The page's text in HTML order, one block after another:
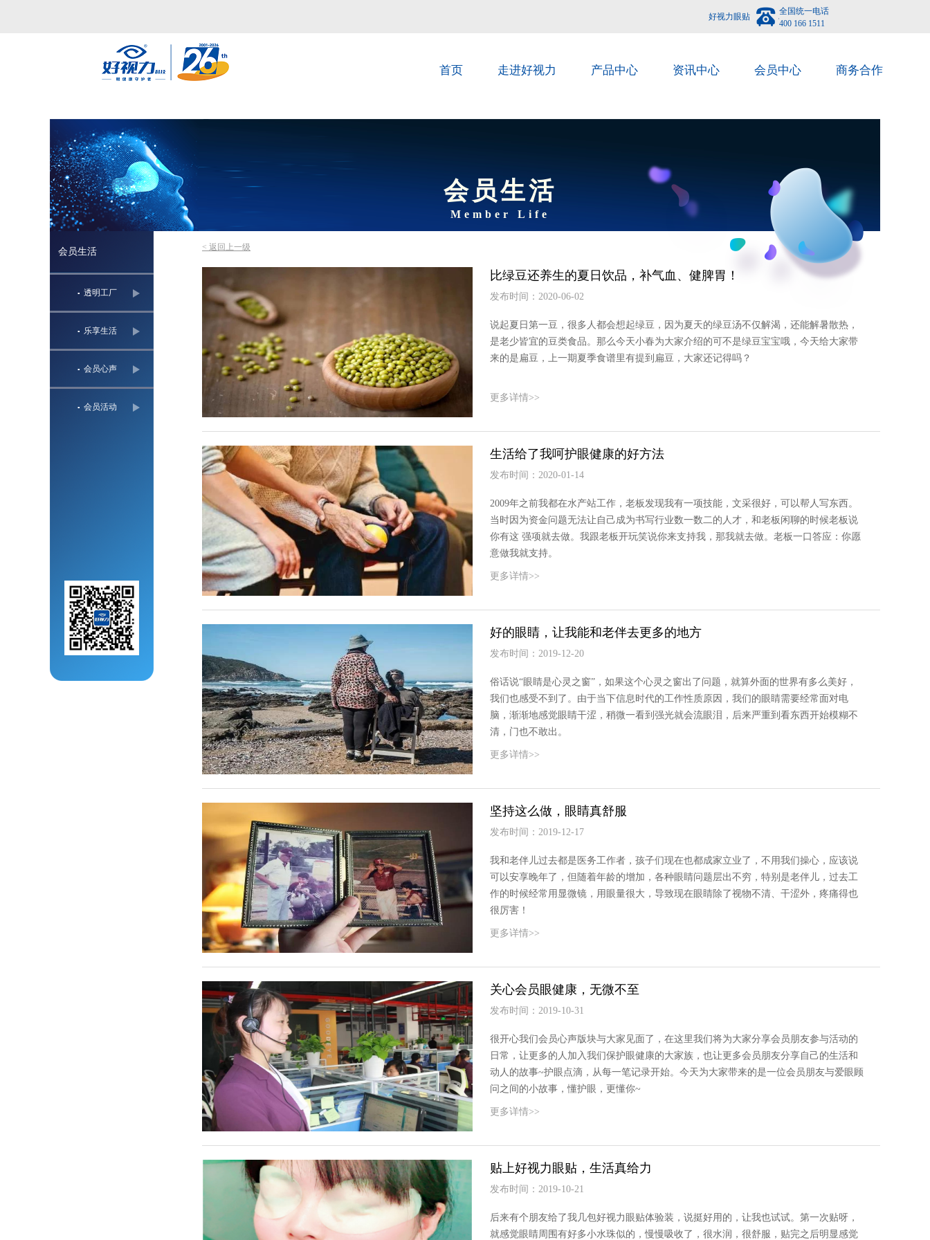
好视力眼贴
全国统一电话
400 166 1511
首页 走进好视力 产品中心 资讯中心 会员中心 商务合作
会员生活
Member Life
会员生活
▪ 透明工厂
▪ 乐享生活
▪ 会员心声
▪ 会员活动
< 返回上一级
比绿豆还养生的夏日饮品，补气血、健脾胃！
发布时间：2020-06-02
说起夏日第一豆，很多人都会想起绿豆，因为夏天的绿豆汤不仅解渴，还能解暑散热，
是老少皆宜的豆类食品。那么今天小春为大家介绍的可不是绿豆宝宝哦，今天给大家带
来的是扁豆，上一期夏季食谱里有提到扁豆，大家还记得吗？
更多详情>>
生活给了我呵护眼健康的好方法
发布时间：2020-01-14
2009年之前我都在水产站工作，老板发现我有一项技能，文采很好，可以帮人写东西。
当时因为资金问题无法让自己成为书写行业数一数二的人才，和老板闲聊的时候老板说
你有这 强项就去做。我跟老板开玩笑说你来支持我，那我就去做。老板一口答应：你愿
意做我就支持。
更多详情>>
好的眼睛，让我能和老伴去更多的地方
发布时间：2019-12-20
俗话说“眼睛是心灵之窗”，如果这个心灵之窗出了问题，就算外面的世界有多么美好，
我们也感受不到了。由于当下信息时代的工作性质原因，我们的眼睛需要经常面对电
脑，渐渐地感觉眼睛干涩，稍微一看到强光就会流眼泪，后来严重到看东西开始模糊不
清，门也不敢出。
更多详情>>
坚持这么做，眼睛真舒服
发布时间：2019-12-17
我和老伴儿过去都是医务工作者，孩子们现在也都成家立业了，不用我们操心，应该说
可以安享晚年了，但随着年龄的增加，各种眼睛问题层出不穷，特别是老伴儿，过去工
作的时候经常用显微镜，用眼量很大，导致现在眼睛除了视物不清、干涩外，疼痛得也
很厉害！
更多详情>>
关心会员眼健康，无微不至
发布时间：2019-10-31
很开心我们会员心声版块与大家见面了，在这里我们将为大家分享会员朋友参与活动的
日常，让更多的人加入我们保护眼健康的大家族，也让更多会员朋友分享自己的生活和
动人的故事~护眼点滴，从每一笔记录开始。今天为大家带来的是一位会员朋友与爱眼顾
问之间的小故事，懂护眼，更懂你~
更多详情>>
贴上好视力眼贴，生活真给力
发布时间：2019-10-21
后来有个朋友给了我几包好视力眼贴体验装，说挺好用的，让我也试试。第一次贴呀，
就感觉眼睛周围有好多小水珠似的，慢慢吸收了，很水润，很舒服，贴完之后明显感觉